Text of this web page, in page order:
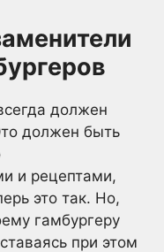
должен
должен быть
и рецептами,
это так. Но,
гамбургеру
при этом